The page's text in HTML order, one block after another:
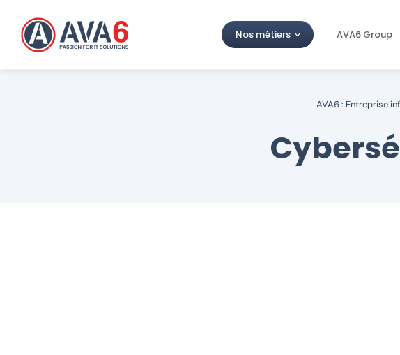
Nos métiers AVA6 Group
AVA6 : Entreprise